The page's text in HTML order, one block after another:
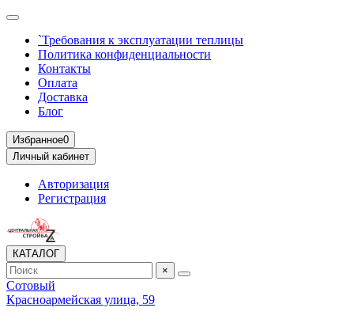
`Требования к эксплуатации теплицы
Политика конфиденциальности
Контакты
Оплата
Доставка
Блог
Избранное0
Личный кабинет
Авторизация
Регистрация
КАТАЛОГ
×
Сотовый
Красноармейская улица, 59